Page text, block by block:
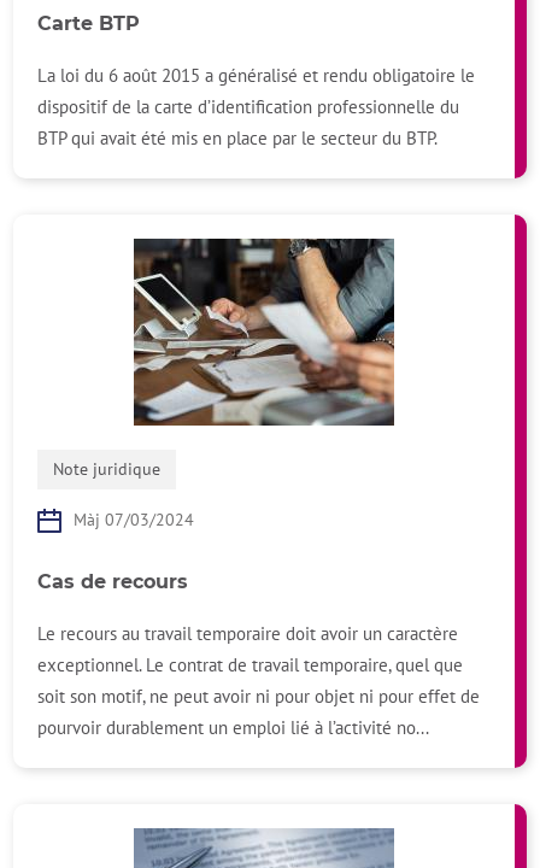
Carte BTP
La loi du 6 août 2015 a généralisé et rendu obligatoire le
dispositif de la carte d’identification professionnelle du
BTP qui avait été mis en place par le secteur du BTP.
Note juridique
Màj 07/03/2024
Cas de recours
Le recours au travail temporaire doit avoir un caractère
exceptionnel. Le contrat de travail temporaire, quel que
soit son motif, ne peut avoir ni pour objet ni pour effet de
pourvoir durablement un emploi lié à l’activité no...